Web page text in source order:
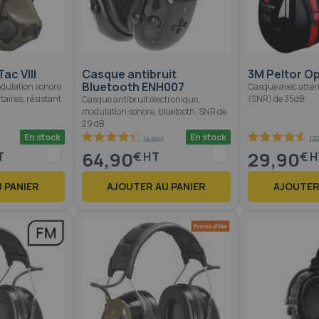
VIII
sonore
résistant
En stock
PANIER
Casque antibruit
Bluetooth ENH007
Casque antibruit électronique,
modulation sonore, bluetooth, SNR de
29 dB
14 avis En stock
64,90€
AJOUTER AU PANIER
3M Peltor
Casque avec
(SNR) de 35dB
29,90€